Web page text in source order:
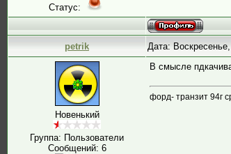
Статус:
petrik Дата:
Новенький
Группа: Пользователи
Сообщений: 6
В смысле
форд- транзит 94г